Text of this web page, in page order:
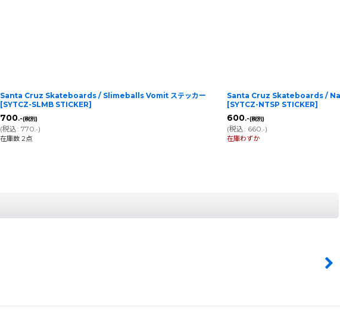
Santa Cruz Skateboards / Slimeballs Vomit ステッカー
[SYTCZ-SLMB STICKER]
700.-(税別)
(税込: 770.-)
在庫数 2点
Santa Cruz Skateboards /
[SYTCZ-NTSP STICKER]
600.-(税別)
(税込: 660.-)
在庫わずか